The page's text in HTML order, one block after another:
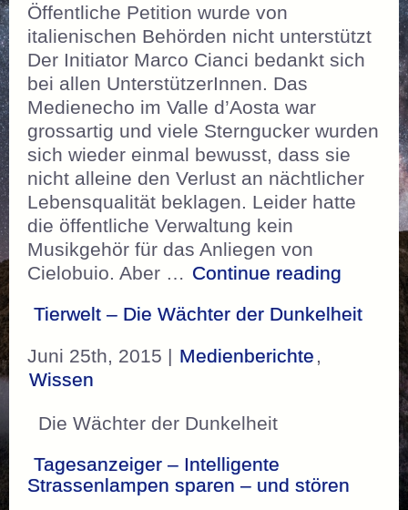
Öffentliche Petition wurde von
italienischen Behörden nicht unterstützt
Der Initiator Marco Cianci bedankt sich
bei allen UnterstützerInnen. Das
Medienecho im Valle d’Aosta war
grossartig und viele Sterngucker wurden
sich wieder einmal bewusst, dass sie
nicht alleine den Verlust an nächtlicher
Lebensqualität beklagen. Leider hatte
die öffentliche Verwaltung kein
Musikgehör für das Anliegen von
Cielobuio. Aber … Continue reading
Tierwelt – Die Wächter der Dunkelheit
Juni 25th, 2015 | Medienberichte ,
Wissen
Die Wächter der Dunkelheit
Tagesanzeiger – Intelligente
Strassenlampen sparen – und stören